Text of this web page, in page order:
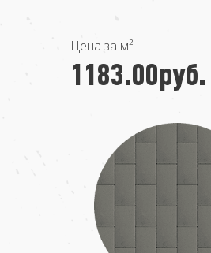
Цена за м²
1183.00руб.